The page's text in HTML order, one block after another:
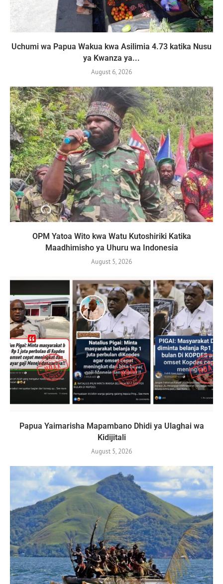
Uchumi wa Papua Wakua kwa Asilimia 4.73 katika Nusu
ya Kwanza ya...
August 6, 2026
OPM Yatoa Wito kwa Watu Kutoshiriki Katika
Maadhimisho ya Uhuru wa Indonesia
August 5, 2026
Papua Yaimarisha Mapambano Dhidi ya Ulaghai wa
Kidijitali
August 5, 2026